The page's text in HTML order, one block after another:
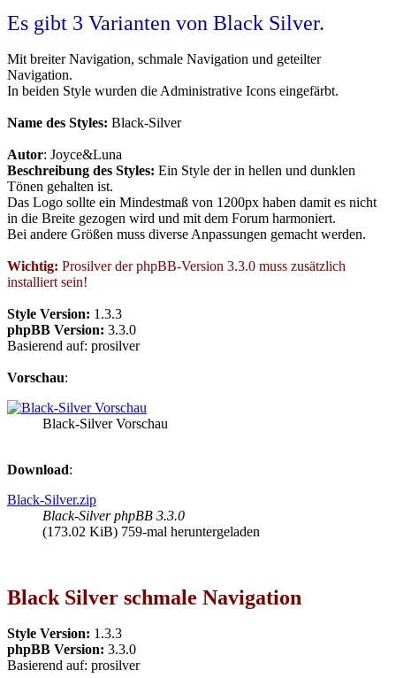
Es gibt 3 Varianten von Black Silver.
Mit breiter Navigation, schmale Navigation und geteilter
Navigation.
In beiden Style wurden die Administrative Icons eingefärbt.
Name des Styles: Black-Silver
Autor: Joyce&Luna
Beschreibung des Styles: Ein Style der in hellen und dunklen
Tönen gehalten ist.
Das Logo sollte ein Mindestmaß von 1200px haben damit es nicht
in die Breite gezogen wird und mit dem Forum harmoniert.
Bei andere Größen muss diverse Anpassungen gemacht werden.
Wichtig: Prosilver der phpBB-Version 3.3.0 muss zusätzlich
installiert sein!
Style Version: 1.3.3
phpBB Version: 3.3.0
Basierend auf: prosilver
Vorschau:
Black-Silver Vorschau
Download:
Black-Silver.zip
Black-Silver phpBB 3.3.0
(173.02 KiB) 759-mal heruntergeladen
Black Silver schmale Navigation
Style Version: 1.3.3
phpBB Version: 3.3.0
Basierend auf: prosilver